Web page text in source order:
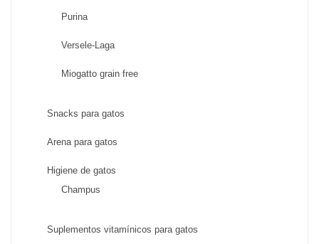
Purina
Versele-Laga
Miogatto grain free
Snacks para gatos
Arena para gatos
Higiene de gatos
Champus
Suplementos vitamínicos para gatos